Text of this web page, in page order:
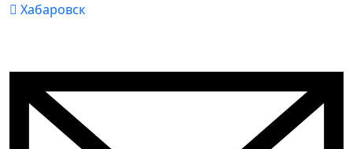
Хабаровск